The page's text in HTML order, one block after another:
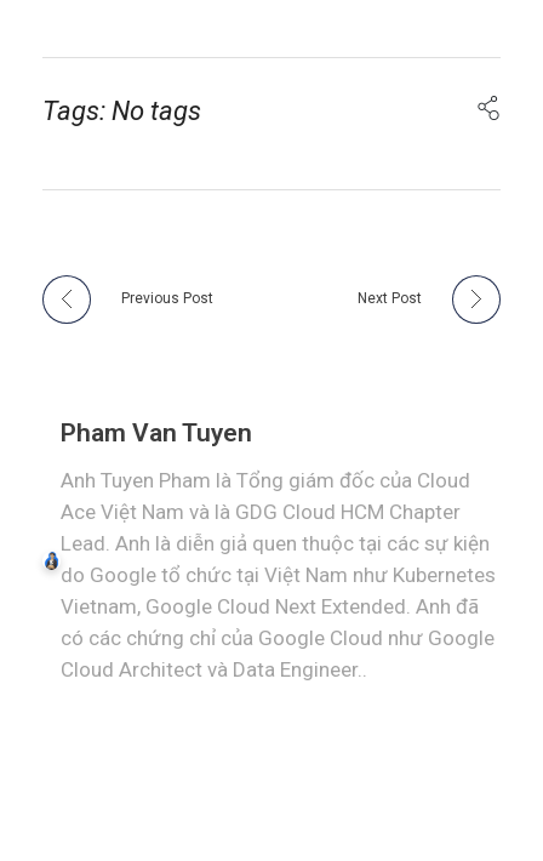
Tags: No tags
Previous Post Next Post
Pham Van Tuyen
Anh Tuyen Pham là Tổng giám đốc của Cloud
Ace Việt Nam và là GDG Cloud HCM Chapter
Lead. Anh là diễn giả quen thuộc tại các sự kiện
do Google tổ chức tại Việt Nam như Kubernetes
Vietnam, Google Cloud Next Extended. Anh đã
có các chứng chỉ của Google Cloud như Google
Cloud Architect và Data Engineer..